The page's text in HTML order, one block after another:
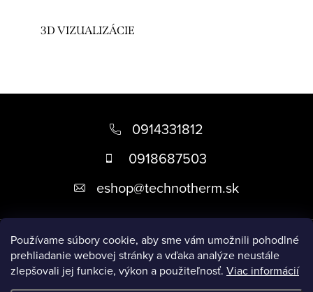
Používame súbory cookie, aby sme vám umožnili pohodlné
prehliadanie webovej stránky a vďaka analýze neustále
zlepšovali jej funkcie, výkon a použiteľnosť. Viac informácií
3D VIZUALIZÁCIE
i
0914331812
0918687503
eshop@technotherm.sk
Informácie
Prijímame online platby